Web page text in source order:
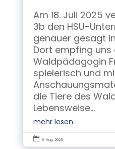
Am 18. Juli 2025
3b den HSU-
genauer gesagt
Dort empfing uns
Waldpädagogin
spielerisch und
die Tiere des
Lebensweise...
mehr lesen
 6. Aug. 2025